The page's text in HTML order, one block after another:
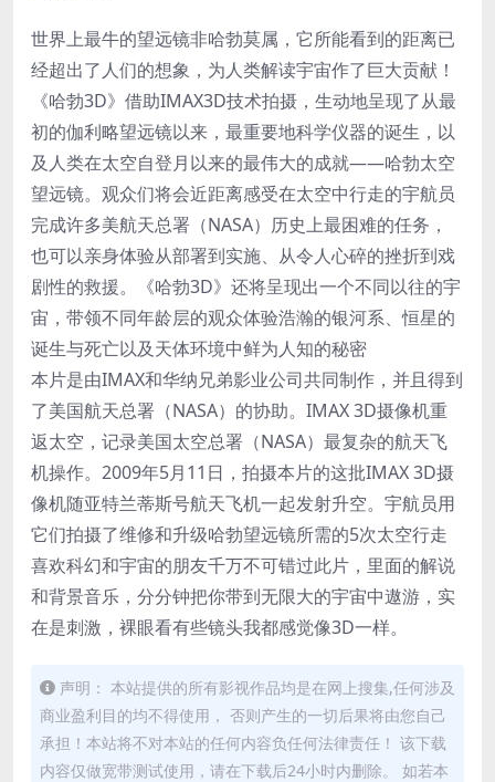
世界上最牛的望远镜非哈勃莫属，它所能看到的距离已
经超出了人们的想象，为人类解读宇宙作了巨大贡献！
《哈勃3D》借助IMAX3D技术拍摄，生动地呈现了从最
初的伽利略望远镜以来，最重要地科学仪器的诞生，以
及人类在太空自登月以来的最伟大的成就——哈勃太空
望远镜。观众们将会近距离感受在太空中行走的宇航员
完成许多美航天总署（NASA）历史上最困难的任务，
也可以亲身体验从部署到实施、从令人心碎的挫折到戏
剧性的救援。《哈勃3D》还将呈现出一个不同以往的宇
宙，带领不同年龄层的观众体验浩瀚的银河系、恒星的
诞生与死亡以及天体环境中鲜为人知的秘密
本片是由IMAX和华纳兄弟影业公司共同制作，并且得到
了美国航天总署（NASA）的协助。IMAX 3D摄像机重
返太空，记录美国太空总署（NASA）最复杂的航天飞
机操作。2009年5月11日，拍摄本片的这批IMAX 3D摄
像机随亚特兰蒂斯号航天飞机一起发射升空。宇航员用
它们拍摄了维修和升级哈勃望远镜所需的5次太空行走
喜欢科幻和宇宙的朋友千万不可错过此片，里面的解说
和背景音乐，分分钟把你带到无限大的宇宙中遨游，实
在是刺激，裸眼看有些镜头我都感觉像3D一样。
声明： 本站提供的所有影视作品均是在网上搜集,任何涉及
商业盈利目的均不得使用， 否则产生的一切后果将由您自己
承担！本站将不对本站的任何内容负任何法律责任！ 该下载
内容仅做宽带测试使用，请在下载后24小时内删除。 如若本